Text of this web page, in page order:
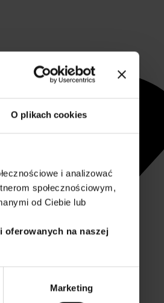
O plikach cookies
i analizować
społecznościowym,
od Ciebie lub
na naszej
Marketing